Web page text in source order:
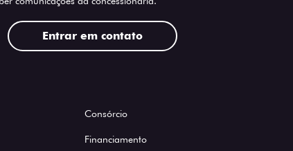
Entrar em contato
Consórcio
Financiamento